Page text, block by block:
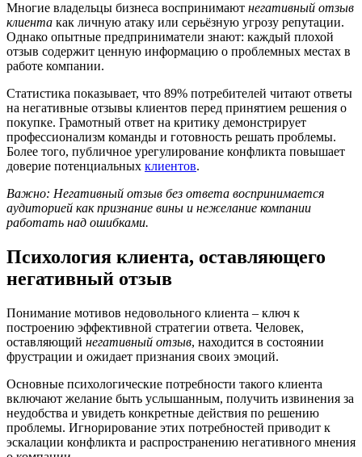
Многие владельцы бизнеса воспринимают негативный отзыв
клиента как личную атаку или серьёзную угрозу репутации.
Однако опытные предприниматели знают: каждый плохой
отзыв содержит ценную информацию о проблемных местах в
работе компании.
Статистика показывает, что 89% потребителей читают ответы
на негативные отзывы клиентов перед принятием решения о
покупке. Грамотный ответ на критику демонстрирует
профессионализм команды и готовность решать проблемы.
Более того, публичное урегулирование конфликта повышает
доверие потенциальных клиентов.
Важно: Негативный отзыв без ответа воспринимается
аудиторией как признание вины и нежелание компании
работать над ошибками.
Психология клиента, оставляющего
негативный отзыв
Понимание мотивов недовольного клиента – ключ к
построению эффективной стратегии ответа. Человек,
оставляющий негативный отзыв, находится в состоянии
фрустрации и ожидает признания своих эмоций.
Основные психологические потребности такого клиента
включают желание быть услышанным, получить извинения за
неудобства и увидеть конкретные действия по решению
проблемы. Игнорирование этих потребностей приводит к
эскалации конфликта и распространению негативного мнения